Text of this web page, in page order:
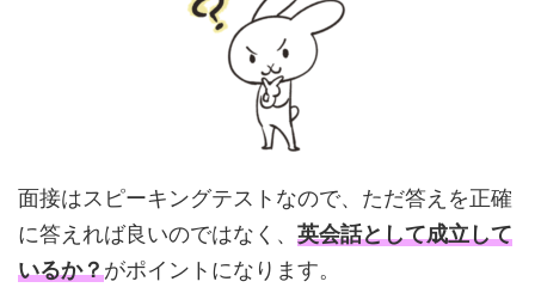
面接はスピーキングテストなので、ただ答えを正確
に答えれば良いのではなく、 英会話として成立して
いるか？がポイントになります。